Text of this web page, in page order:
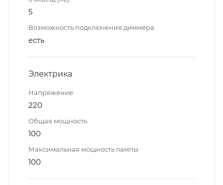
5
Возможность подключения диммера
есть
Электрика
Напряжение
220
Общая мощность
100
Максимальная мощность лампы
100